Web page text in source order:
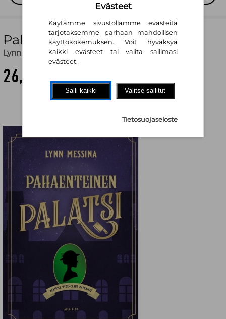
Pahaenteinen palatsi
Lynn Messina,Meri Kapari (käänt.)
26,90 €
Evästeet
Käytämme sivustollamme evästeitä
tarjotaksemme parhaan mahdollisen
käyttökokemuksen. Voit hyväksyä
kaikki evästeet tai valita sallimasi
evästeet.
Salli kaikki Valitse sallitut
Tietosuojaseloste